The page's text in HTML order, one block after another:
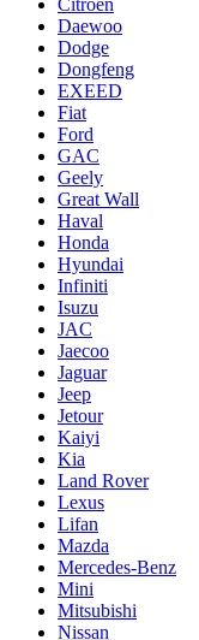
Daewoo
Dodge
Dongfeng
EXEED
Fiat
Ford
GAC
Geely
Great Wall
Haval
Honda
Hyundai
Infiniti
Isuzu
JAC
Jaecoo
Jaguar
Jeep
Jetour
Kaiyi
Kia
Land Rover
Lexus
Lifan
Mazda
Mercedes-Benz
Mini
Mitsubishi
Nissan